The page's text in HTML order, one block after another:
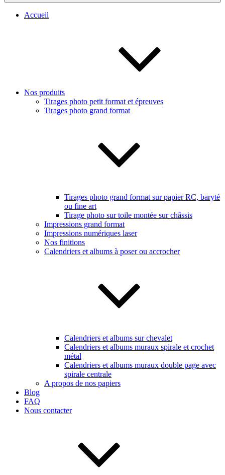
Accueil
Nos produits
Tirages photo petit format et épreuves
Tirages photo grand format
Tirages photo grand format sur papier RC, baryté
ou fine art
Tirage photo sur toile montée sur châssis
Impressions grand format
Impressions numériques laser
Nos finitions
Calendriers et albums à poser ou accrocher
Calendriers et albums sur chevalet
Calendriers et albums muraux spirale et crochet
métal
Calendriers et albums muraux double page avec
spirale centrale
A propos de nos papiers
Blog
FAQ
Nous contacter